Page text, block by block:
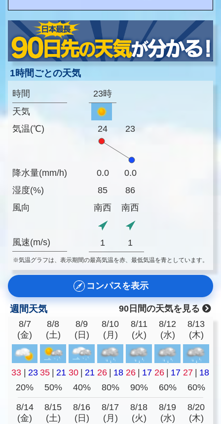
1時間ごとの天気
時間
天気
気温(℃)
降水量(mm/h)
湿度(%)
風向
風速(m/s)
23時
24 23
0.0
0.0
85
86
南西
南西
1 1
※気温グラフは、表示期間の最高気温を赤、最低気温を青としています。
コンパスを表示
週間天気
90日間の天気を見る
8/7
(金)
8/8
(土)
8/9
(日)
8/10
(月)
8/11
(火)
8/12
(水)
8/13
(木)
33 23 35 21 30 21 26 18 26 17 26 17 27
18
20%
50% 40% 80% 90% 60% 60%
8/14
(金)
8/15
(土)
8/16
(日)
8/17
(月)
8/18
(火)
8/19
(水)
8/20
(木)